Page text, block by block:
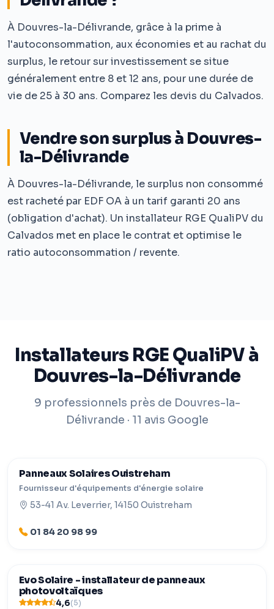
À Douvres-la-Délivrande, grâce à la prime à
l'autoconsommation, aux économies et au rachat du
surplus, le retour sur investissement se situe
généralement entre 8 et 12 ans, pour une durée de
vie de 25 à 30 ans. Comparez les devis du Calvados.
Vendre son surplus à Douvres-
la-Délivrande
À Douvres-la-Délivrande, le surplus non consommé
est racheté par EDF OA à un tarif garanti 20 ans
(obligation d'achat). Un installateur RGE QualiPV du
Calvados met en place le contrat et optimise le
ratio autoconsommation / revente.
Installateurs RGE QualiPV à
Douvres-la-Délivrande
9 professionnels près de Douvres-la-
Délivrande · 11 avis Google
Panneaux Solaires Ouistreham
Fournisseur d'équipements d'énergie solaire
53-41 Av. Leverrier, 14150 Ouistreham
01 84 20 98 99
Evo Solaire - installateur de panneaux
photovoltaïques
4,6(5)